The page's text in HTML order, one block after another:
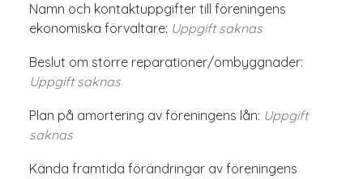
Namn och kontaktuppgifter till föreningens
ekonomiska förvaltare: Uppgift saknas
Beslut om större reparationer/ombyggnader:
Uppgift saknas
Plan på amortering av föreningens lån: Uppgift
saknas
Kända framtida förändringar av föreningens